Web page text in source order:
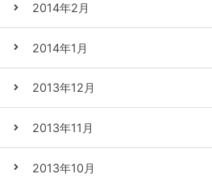
2014年2月
2014年1月
2013年12月
2013年11月
2013年10月